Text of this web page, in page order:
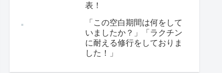
表！
「この空白期間は何をして
いましたか？」「ラクチン
に耐える修行をしておりま
した！」